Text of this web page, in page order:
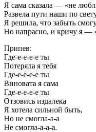
Я сама сказала — «не
Развела пути наши по
Я решила, что забыть
Но напрасно, и кричу я —
Припев:
Где-е-е-е-е ты
Потеряла я тебя
Где-е-е-е-е ты
Виновата я сама
Где-е-е-е-е ты
Отзовись издалека
Я хотела сильной быть,
Но не смогла-а-а
Не смогла-а-а-а.